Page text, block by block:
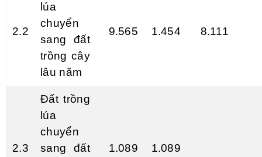
2.2
lúa
chuyển
sang đất
trồng cây
lâu năm
9.565 1.454 8.111
2.3
Đất trồng
lúa
chuyển
sang đất
1.089 1.089